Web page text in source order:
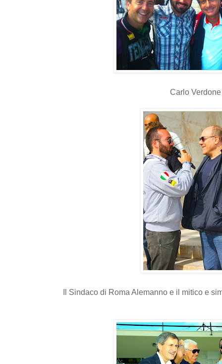
Carlo Verdone
Il Sindaco di Roma Alemanno e il mitico e